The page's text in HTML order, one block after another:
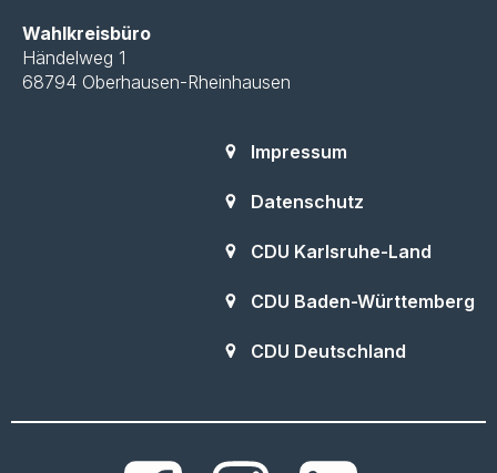
Wahlkreisbüro
Händelweg 1
68794 Oberhausen-Rheinhausen
Impressum
Datenschutz
CDU Karlsruhe-Land
CDU Baden-Württemberg
CDU Deutschland